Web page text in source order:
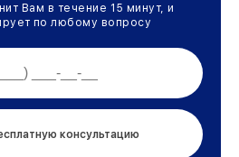
Вам в течение 15 минут, и
по любому вопросу
консультацию